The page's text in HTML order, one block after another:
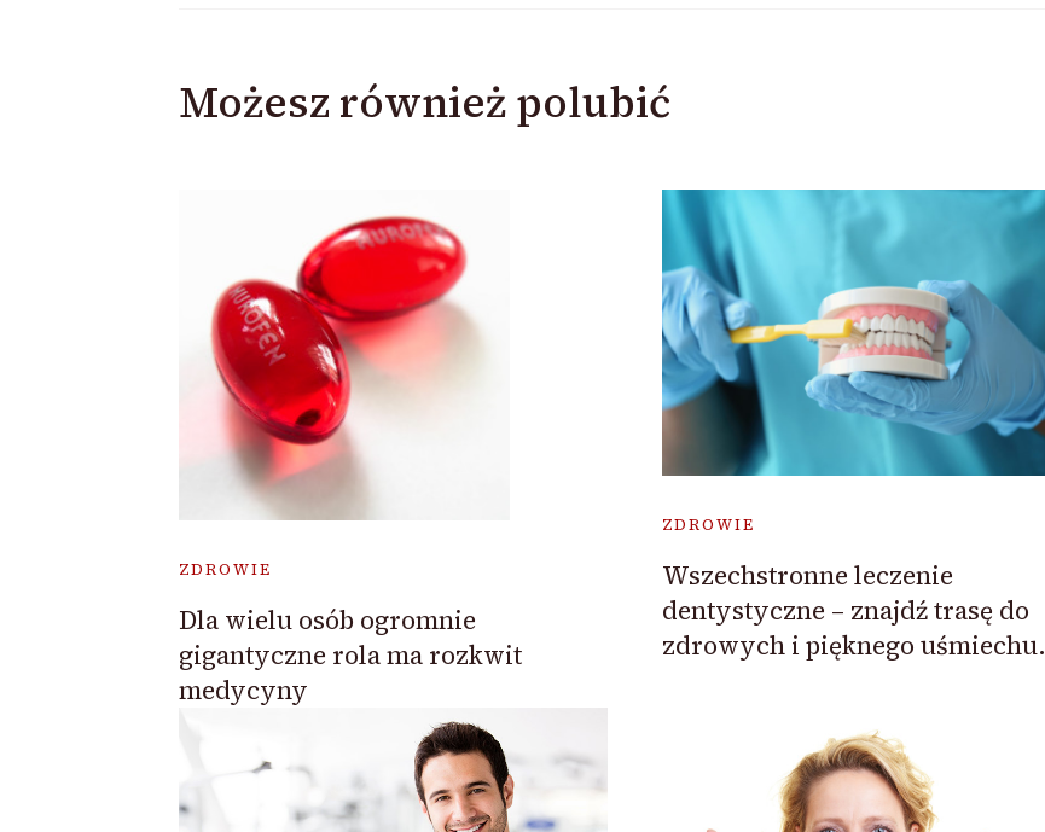
Możesz również polubić
ZDROWIE
Dla wielu osób ogromnie
gigantyczne rola ma rozkwit
medycyny
ZDROWIE
Wszechstronne leczenie
dentystyczne – znajdź trasę do
zdrowych i pięknego uśmiechu.